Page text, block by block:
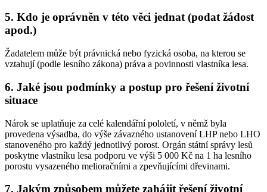
5. Kdo je oprávněn v této věci jednat (podat žádost
apod.)
Žadatelem může být právnická nebo fyzická osoba, na kterou se
vztahují (podle lesního zákona) práva a povinnosti vlastníka lesa.
6. Jaké jsou podmínky a postup pro řešení životní
situace
Nárok se uplatňuje za celé kalendářní pololetí, v němž byla
provedena výsadba, do výše závazného ustanovení LHP nebo LHO
stanoveného pro každý jednotlivý porost. Orgán státní správy lesů
poskytne vlastníku lesa podporu ve výši 5 000 Kč na 1 ha lesního
porostu vysazeného melioračními a zpevňujícími dřevinami.
7. Jakým způsobem můžete zahájit řešení životní